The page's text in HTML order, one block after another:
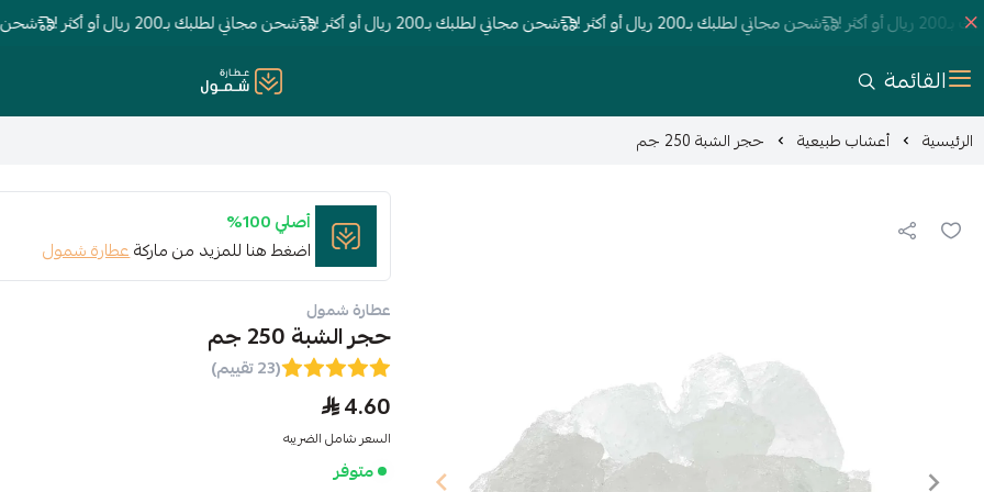
! شحن مجاني لطلبك بـ200 ريال أو أكثر ! شحن مجاني لطلبك بـ200 ريال أو أكثر ! شحن مجاني لطلبك بـ200 ريال أو أكثر ! شحن مجاني
القائمة عطارة شمول
الرئيسية أعشاب طبيعية حجر الشبة 250 جم
أصلي 100%
اضغط هنا للمزيد من ماركةعطارة شمول
عطارة شمول
حجر الشبة 250 جم
(23 تقييم)
4.60
السعر شامل الضريبه
متوفر